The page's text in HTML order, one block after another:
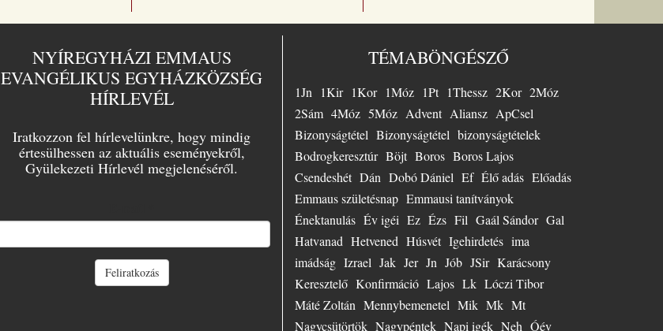
üdvösségre. A
magyar kiadó
választotta Busch
lelkész az 1958-
ban Essenben
evangélizáció fő
témájául. Nagy
örömmel szolgált
Essenben, mint
ifjúsági lelkész,
azonkívül az
evangélium
szenvedélyes
hirdetőjeként
minduntalan úton
volt. Számtalan
előadásban hívta
hallgatóit Jézushoz
NYÍREGYHÁZI EMMAUS
EVANGÉLIKUS EGYHÁZKÖZSÉG
HÍRLEVÉL
Iratkozzon fel hírlevelünkre, hogy mindig
értesülhessen az aktuális eseményekről,
Gyülekezeti Hírlevél megjelenéséről.
Feliratkozás
TÉMABÖNGÉSZŐ
1Jn 1Kir 1Kor 1Móz 1Pt 1Thessz 2Kor 2Móz
2Sám 4Móz 5Móz Advent Aliansz ApCsel
Bizonyságtétel Bizonyságtétel bizonyságtételek
Bodrogkeresztúr Böjt Boros Boros Lajos
Csendeshét Dán Dobó Dániel Ef Élő adás Előadás
Emmaus születésnap Emmausi tanítványok
Énektanulás Év igéi Ez Ézs Fil Gaál Sándor Gal
Hatvanad Hetvened Húsvét Igehirdetés ima
imádság Izrael Jak Jer Jn Jób JSir Karácsony
Keresztelő Konfirmáció Lajos Lk Lóczi Tibor
Máté Zoltán Mennybemenetel Mik Mk Mt
Nagycsütörtök Nagypéntek Napi igék Neh Óév